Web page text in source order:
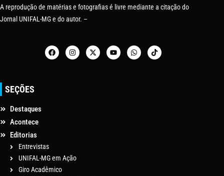
A reprodução de matérias e fotografias é livre mediante a citação do
Jornal UNIFAL-MG e do autor. –
SEÇÕES
Destaques
Acontece
Editorias
Entrevistas
UNIFAL-MG em Ação
Giro Acadêmico